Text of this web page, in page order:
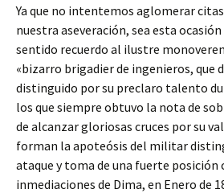
Ya que no intentemos aglomerar
nuestra aseveración, sea esta
sentido recuerdo al ilustre
«bizarro brigadier de ingenieros, que
distinguido por su preclaro talento
los que siempre obtuvo la nota de
de alcanzar gloriosas cruces por su
forman la apoteósis del militar
ataque y toma de una fuerte posición
inmediaciones de Dima, en Enero de